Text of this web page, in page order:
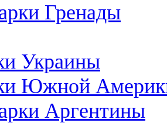
Гренады
Украины
Южной
Аргентины